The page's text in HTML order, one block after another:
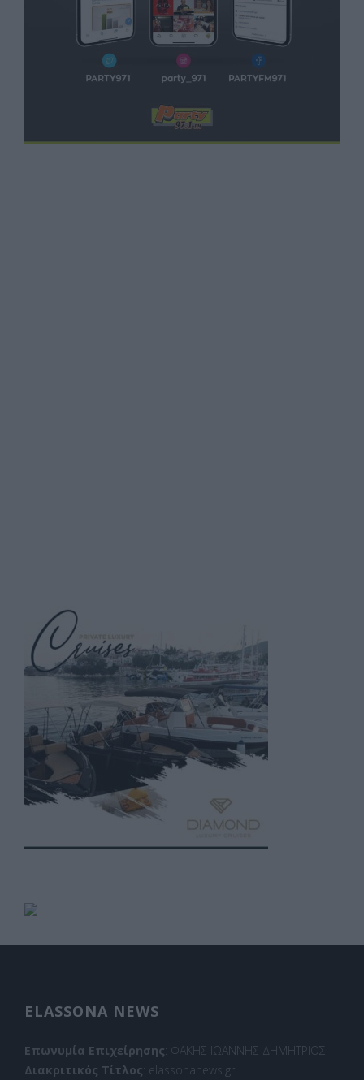
ELASSONA NEWS
Επωνυμία Επιχείρησης: ΦΑΚΗΣ ΙΩΑΝΝΗΣ ΔΗΜΗΤΡΙΟΣ
Διακριτικός Τίτλος: elassonanews.gr